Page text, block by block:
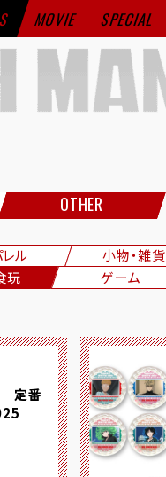
MOVIE SPECIAL
OTHER
ル
小物・雑貨
玩
ゲーム
定番